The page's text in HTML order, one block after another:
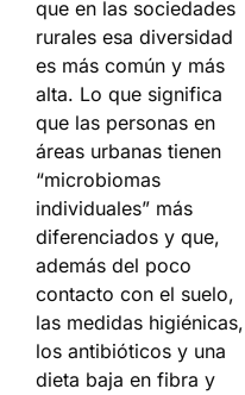
que en las sociedades
rurales esa diversidad
es más común y más
alta. Lo que significa
que las personas en
áreas urbanas tienen
“microbiomas
individuales” más
diferenciados y que,
además del poco
contacto con el suelo,
las medidas higiénicas,
los antibióticos y una
dieta baja en fibra y